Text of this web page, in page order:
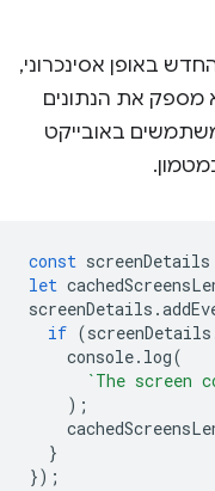
באופן אסינכרוני,
מספק את הנתונים
באובייקט
const screenDetails
let
screenDetails .
if (screenDetails
console. log(
`The screen
);
}
});